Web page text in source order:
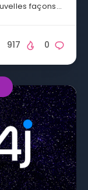
façons…
0
917